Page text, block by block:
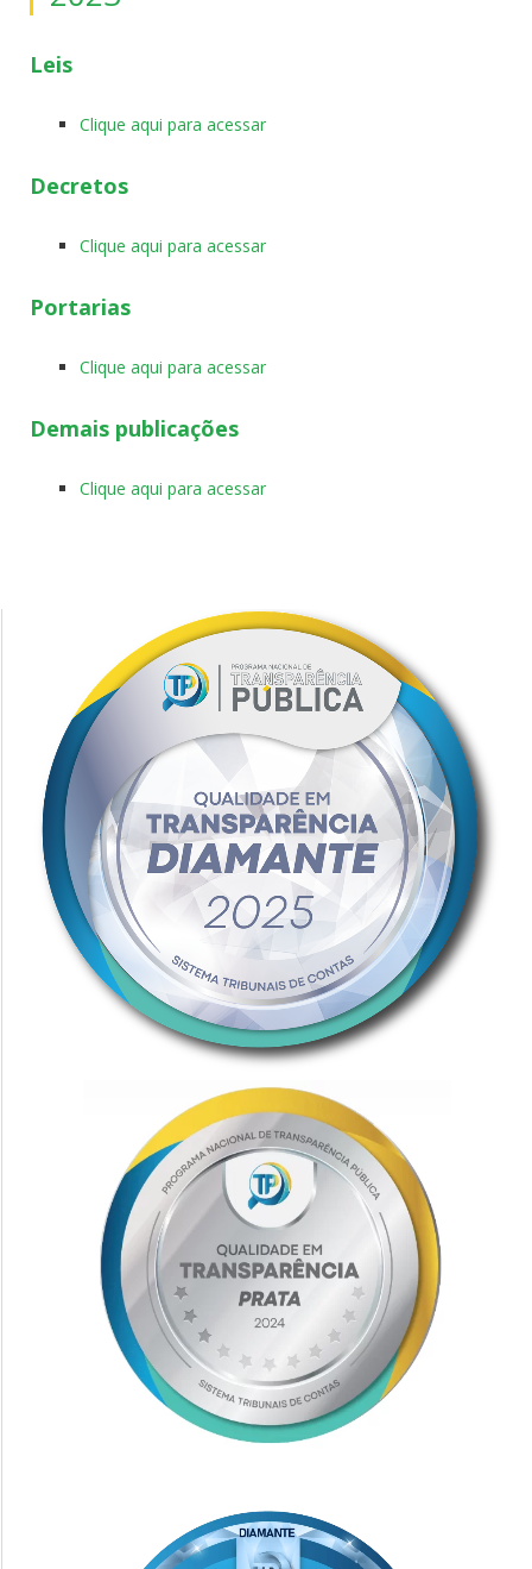
Leis
Clique aqui para acessar
Decretos
Clique aqui para acessar
Portarias
Clique aqui para acessar
Demais publicações
Clique aqui para acessar